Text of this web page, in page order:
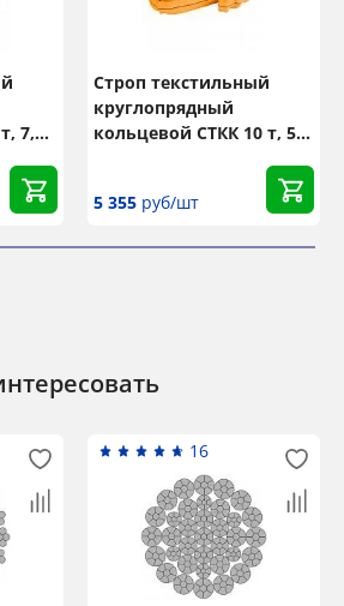
7,5
Строп текстильный
круглопрядный
кольцевой СТКК 10 т, 5
5 355 руб/шт
16